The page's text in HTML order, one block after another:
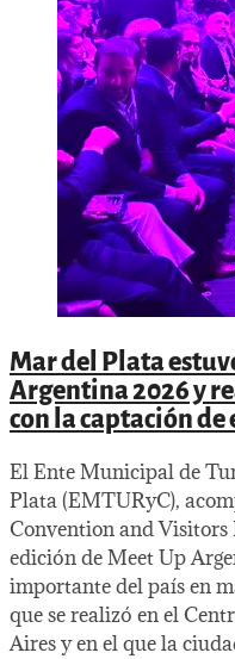
Mar del Plata
Argentina 2026 y
con la captación de
El Ente Municipal de
Plata (EMTURyC),
Convention and
edición de Meet Up
importante del país en
que se realizó en el
Aires y en el que la